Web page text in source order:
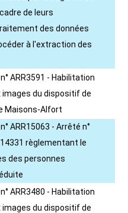
de leurs
des données
à l'extraction des
ARR3591 - Habilitation
images du dispositif de
Maisons-Alfort
ARR15063 - Arrêté n°
règlementant le
des personnes
ARR3480 - Habilitation
images du dispositif de